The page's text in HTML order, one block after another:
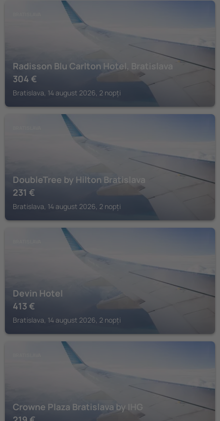
Radisson Blu Carlton Hotel, Bratislava
304 €
Bratislava, 14 august 2026, 2 nopți
DoubleTree by Hilton Bratislava
231 €
Bratislava, 14 august 2026, 2 nopți
Devin Hotel
413 €
Bratislava, 14 august 2026, 2 nopți
Crowne Plaza Bratislava by IHG